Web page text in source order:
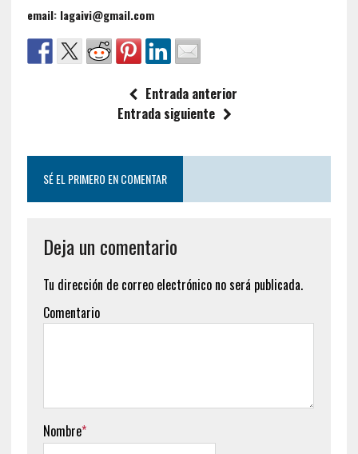
email: lagaivi@gmail.com
Entrada anterior
Entrada siguiente
SÉ EL PRIMERO EN COMENTAR
Deja un comentario
Tu dirección de correo electrónico no será publicada.
Comentario
Nombre*